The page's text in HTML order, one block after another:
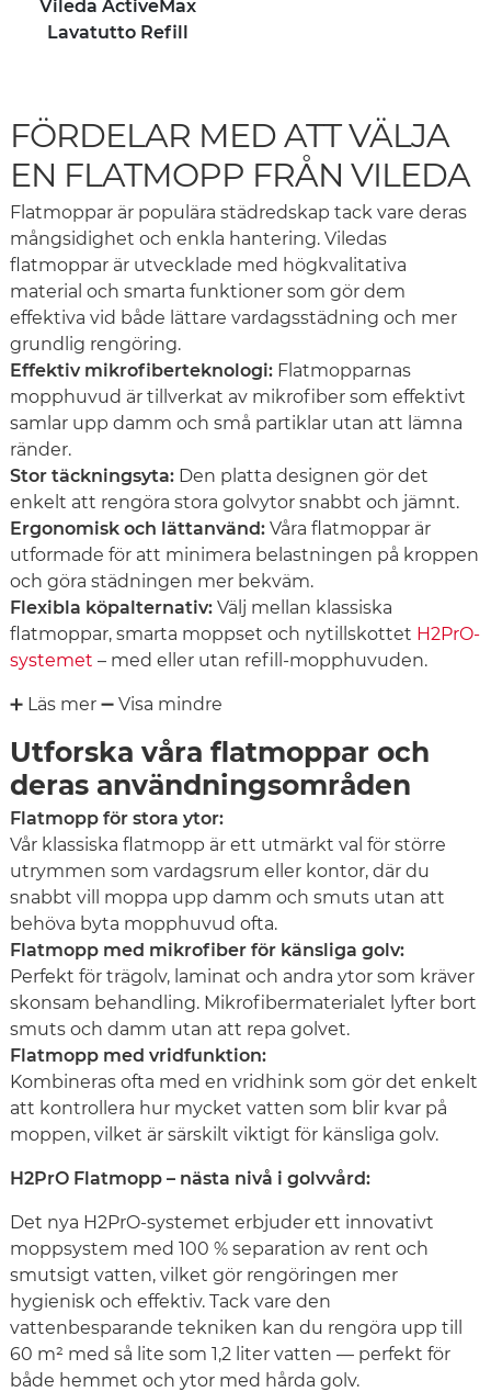
Vileda ActiveMax
Lavatutto Refill
FÖRDELAR MED ATT VÄLJA
EN FLATMOPP FRÅN VILEDA
Flatmoppar är populära städredskap tack vare deras
mångsidighet och enkla hantering. Viledas
flatmoppar är utvecklade med högkvalitativa
material och smarta funktioner som gör dem
effektiva vid både lättare vardagsstädning och mer
grundlig rengöring.
Effektiv mikrofiberteknologi: Flatmopparnas
mopphuvud är tillverkat av mikrofiber som effektivt
samlar upp damm och små partiklar utan att lämna
ränder.
Stor täckningsyta: Den platta designen gör det
enkelt att rengöra stora golvytor snabbt och jämnt.
Ergonomisk och lättanvänd: Våra flatmoppar är
utformade för att minimera belastningen på kroppen
och göra städningen mer bekväm.
Flexibla köpalternativ: Välj mellan klassiska
flatmoppar, smarta moppset och nytillskottet H2PrO-
systemet – med eller utan refill-mopphuvuden.
➕ Läs mer ➖ Visa mindre
Utforska våra flatmoppar och
deras användningsområden
Flatmopp för stora ytor:
Vår klassiska flatmopp är ett utmärkt val för större
utrymmen som vardagsrum eller kontor, där du
snabbt vill moppa upp damm och smuts utan att
behöva byta mopphuvud ofta.
Flatmopp med mikrofiber för känsliga golv:
Perfekt för trägolv, laminat och andra ytor som kräver
skonsam behandling. Mikrofibermaterialet lyfter bort
smuts och damm utan att repa golvet.
Flatmopp med vridfunktion:
Kombineras ofta med en vridhink som gör det enkelt
att kontrollera hur mycket vatten som blir kvar på
moppen, vilket är särskilt viktigt för känsliga golv.
H2PrO Flatmopp – nästa nivå i golvvård:
Det nya H2PrO-systemet erbjuder ett innovativt
moppsystem med 100 % separation av rent och
smutsigt vatten, vilket gör rengöringen mer
hygienisk och effektiv. Tack vare den
vattenbesparande tekniken kan du rengöra upp till
60 m² med så lite som 1,2 liter vatten — perfekt för
både hemmet och ytor med hårda golv.